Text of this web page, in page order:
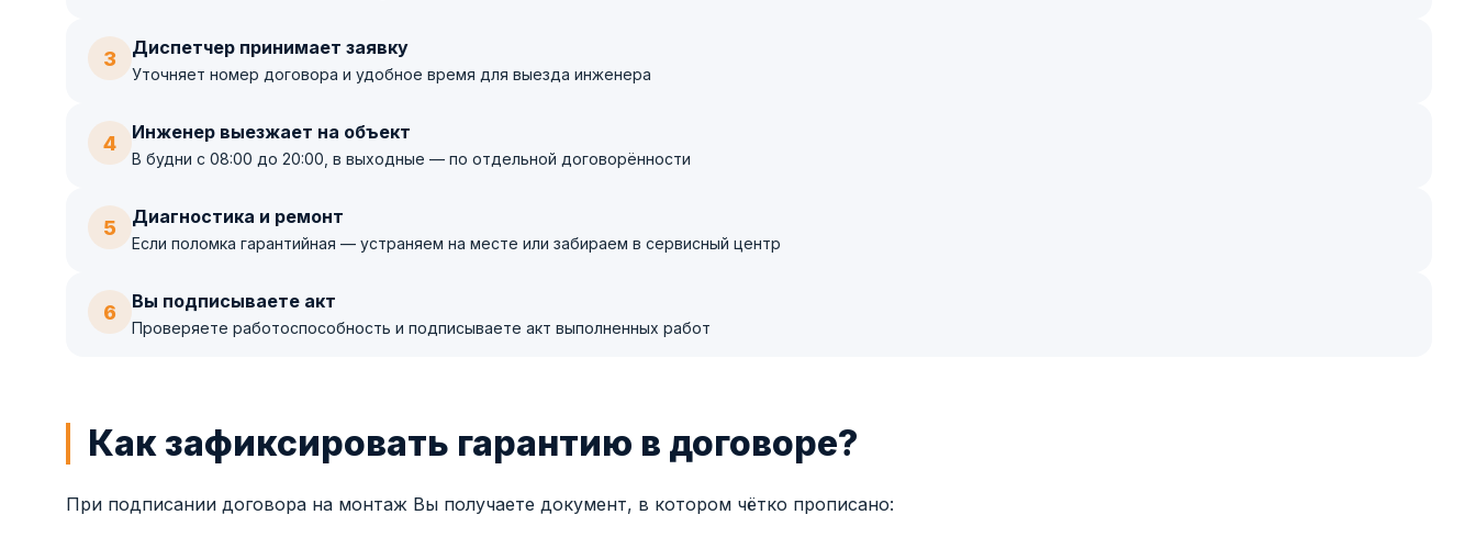
3 Диспетчер принимает заявку
Уточняет номер договора и удобное время для выезда инженера
4 Инженер выезжает на объект
В будни с 08:00 до 20:00, в выходные — по отдельной договорённости
5 Диагностика и ремонт
Если поломка гарантийная — устраняем на месте или забираем в сервисный центр
6 Вы подписываете акт
Проверяете работоспособность и подписываете акт выполненных работ
Как зафиксировать гарантию в договоре?
При подписании договора на монтаж Вы получаете документ, в котором чётко прописано: